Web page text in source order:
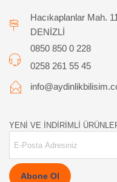
Hacıkaplanlar Mah.
DENİZLİ
0850 850 0 228
0258 261 55 45
YENİ VE İNDİRİMLİ
Abone Ol